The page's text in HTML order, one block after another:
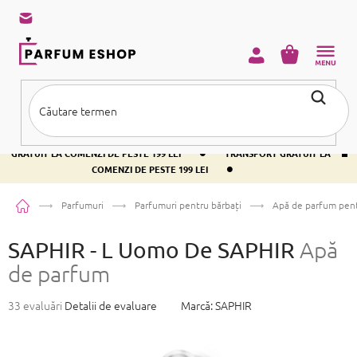
conținut
TRANSPORT GRATUIT LA COMENZI DE PESTE 199 LEI •
TRANSPORT
GRATUIT LA COMENZI DE PESTE 199 LEI
•
TRANSPORT GRATUIT LA
COMENZI DE PESTE 199 LEI
•
COŞ
Acasă Parfumuri Parfumuri pentru bărbați Apă de parfum
SAPHIR - L Uomo De SAPHIR Apă
de parfum
Evaluarea
33 evaluări Detalii de evaluare Marcă:SAPHIR